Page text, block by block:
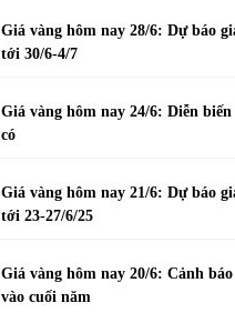
Giá vàng hôm nay 28/6: Dự báo
tới 30/6-4/7
Giá vàng hôm nay 24/6: Diễn
có
Giá vàng hôm nay 21/6: Dự báo
tới 23-27/6/25
Giá vàng hôm nay 20/6: Cảnh
vào cuối năm